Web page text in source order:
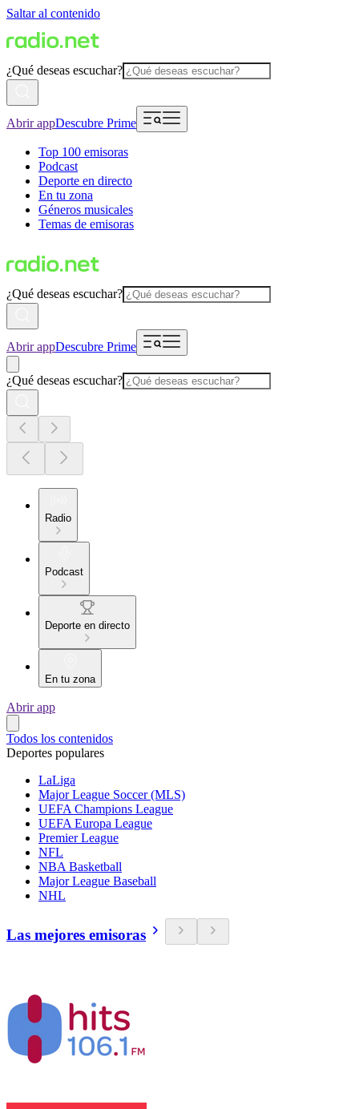
Saltar al contenido
¿Qué deseas escuchar?
Abrir appDescubre Prime
Top 100 emisoras
Podcast
Deporte en directo
En tu zona
Géneros musicales
Temas de emisoras
¿Qué deseas escuchar?
Abrir appDescubre Prime
¿Qué deseas escuchar?
Radio
Podcast
Deporte en directo
En tu zona
Abrir app
Todos los contenidos
Deportes populares
LaLiga
Major League Soccer (MLS)
UEFA Champions League
UEFA Europa League
Premier League
NFL
NBA Basketball
Major League Baseball
NHL
Las mejores emisoras